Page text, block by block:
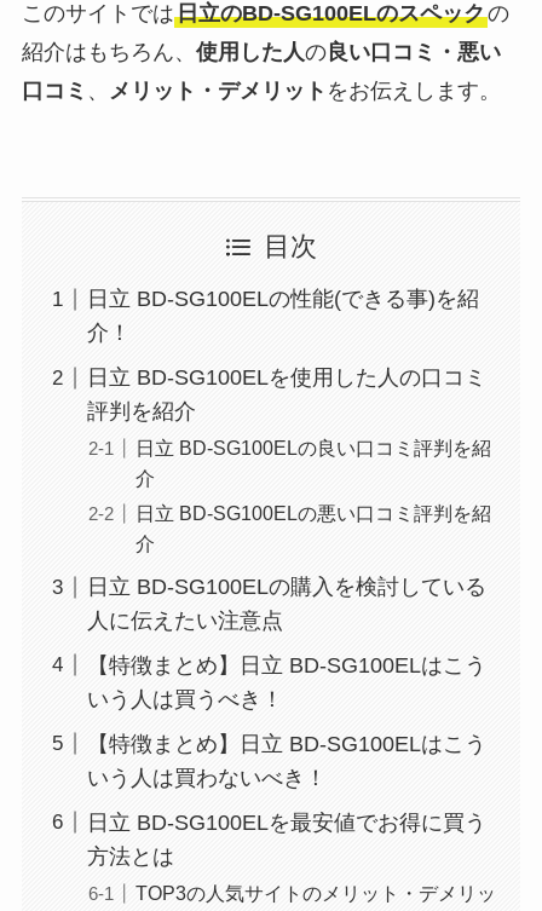
このサイトでは日立のBD-SG100ELのスペックの
紹介はもちろん、 使用した人の良い口コミ・悪い
口コミ 、 メリット・デメリット をお伝えします。
目次
日立 BD-SG100ELの性能(できる事)を紹
介！
日立 BD-SG100ELを使用した人の口コミ
評判を紹介
日立 BD-SG100ELの良い口コミ評判を紹
介
日立 BD-SG100ELの悪い口コミ評判を紹
介
日立 BD-SG100ELの購入を検討している
人に伝えたい注意点
【特徴まとめ】日立 BD-SG100ELはこう
いう人は買うべき！
【特徴まとめ】日立 BD-SG100ELはこう
いう人は買わないべき！
日立 BD-SG100ELを最安値でお得に買う
方法とは
TOP3の人気サイトのメリット・デメリッ